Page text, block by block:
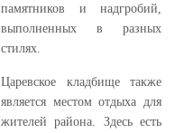
памятников и надгробий,
выполненных в разных
стилях.
Царевское кладбище также
является местом отдыха для
жителей района. Здесь есть